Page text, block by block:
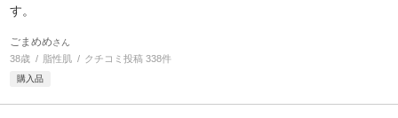
す。
ごまめめさん
38歳 脂性肌 クチコミ投稿 338件
購入品